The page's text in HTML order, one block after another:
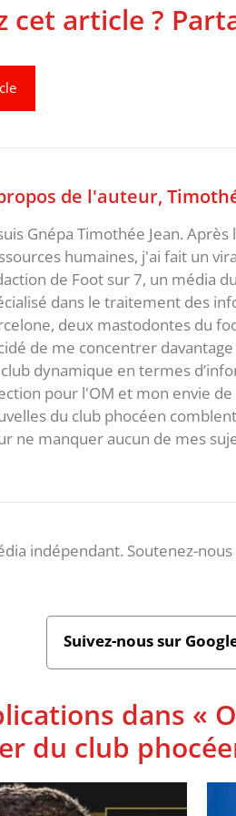
cet article ?
de l'auteur,
Gnépa Timothée Jean.
humaines, j'ai fait un
de Foot sur 7, un média
dans le traitement des
deux mastodontes du
de me concentrer
dynamique en termes
pour l'OM et mon envie
du club phocéen
ne manquer aucun de mes
indépendant. Soutenez-
Suivez-nous sur
dans «
du club